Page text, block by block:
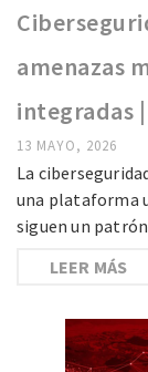
amenazas
integradas
13 MAYO, 2026
La
una plataforma
siguen un
LEER MÁS